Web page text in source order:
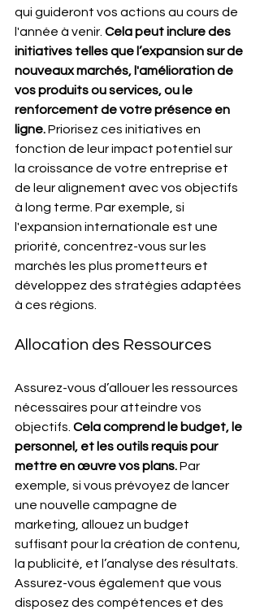
qui guideront vos actions au cours de
l'année à venir. Cela peut inclure des
initiatives telles que l’expansion sur de
nouveaux marchés, l'amélioration de
vos produits ou services, ou le
renforcement de votre présence en
ligne. Priorisez ces initiatives en
fonction de leur impact potentiel sur
la croissance de votre entreprise et
de leur alignement avec vos objectifs
à long terme. Par exemple, si
l'expansion internationale est une
priorité, concentrez-vous sur les
marchés les plus prometteurs et
développez des stratégies adaptées
à ces régions.
Allocation des Ressources
Assurez-vous d’allouer les ressources
nécessaires pour atteindre vos
objectifs. Cela comprend le budget, le
personnel, et les outils requis pour
mettre en œuvre vos plans. Par
exemple, si vous prévoyez de lancer
une nouvelle campagne de
marketing, allouez un budget
suffisant pour la création de contenu,
la publicité, et l’analyse des résultats.
Assurez-vous également que vous
disposez des compétences et des